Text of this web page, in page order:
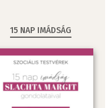
15 NAP IMÁDSÁG